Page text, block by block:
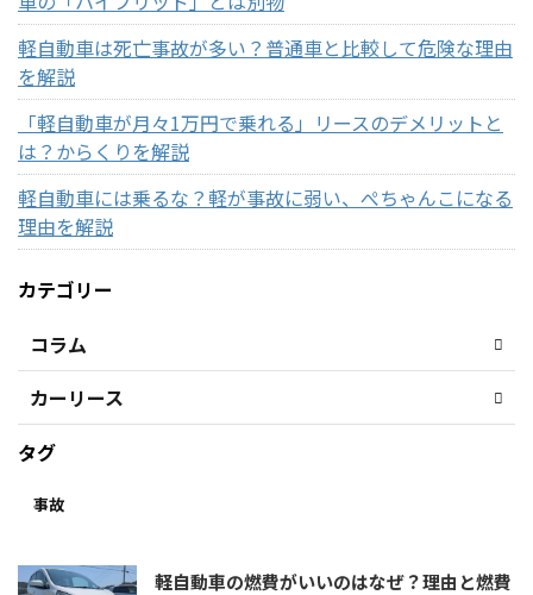
軽自動車は死亡事故が多い？普通車と比較して危険な理由
を解説
「軽自動車が月々1万円で乗れる」リースのデメリットと
は？からくりを解説
軽自動車には乗るな？軽が事故に弱い、ぺちゃんこになる
理由を解説
カテゴリー
コラム
カーリース
タグ
事故
軽自動車の燃費がいいのはなぜ？理由と燃費